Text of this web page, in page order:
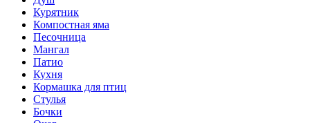
Курятник
Компостная яма
Песочница
Мангал
Патио
Кухня
Кормашка для птиц
Стулья
Бочки